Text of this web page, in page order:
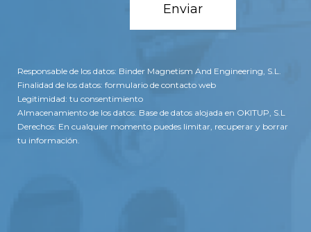
Responsable de los datos: Binder Magnetism And Engineering, S.L.
Finalidad de los datos: formulario de contacto web
Legitimidad: tu consentimiento
Almacenamiento de los datos: Base de datos alojada en OKITUP, S.L
Derechos: En cualquier momento puedes limitar, recuperar y borrar
tu información.